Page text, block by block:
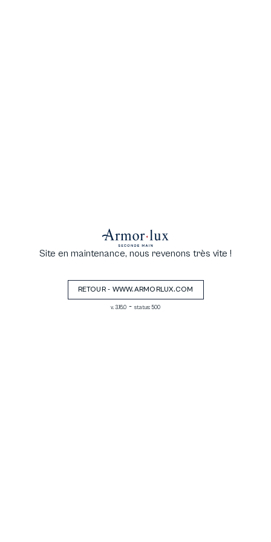
Site en maintenance, nous revenons très vite !
RETOUR - WWW.ARMORLUX.COM
v. 3.16.0 - status: 500